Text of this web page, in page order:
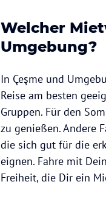
Welcher
Umgebung?
In Çeşme und
Reise am besten
Gruppen. Für den
zu genießen. Andere
die sich gut für die
eignen. Fahre mit
Freiheit, die Dir ein